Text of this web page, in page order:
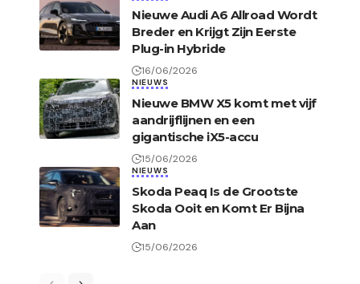
Nieuwe Audi A6 Allroad Wordt
Breder en Krijgt Zijn Eerste
Plug-in Hybride
16/06/2026
NIEUWS
Nieuwe BMW X5 komt met vijf
aandrijflijnen en een
gigantische iX5-accu
15/06/2026
NIEUWS
Skoda Peaq Is de Grootste
Skoda Ooit en Komt Er Bijna
Aan
15/06/2026